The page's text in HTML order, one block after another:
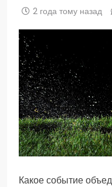
2 года тому назад
Какое событие